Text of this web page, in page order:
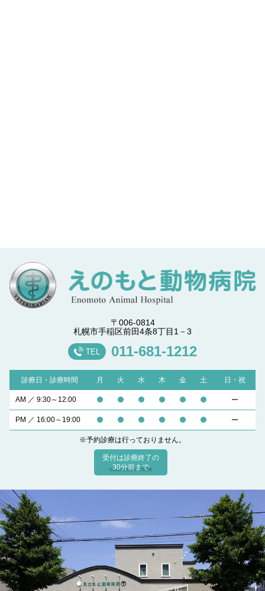
〒006-0814
札幌市手稲区前田4条8丁目1－3
TEL 011-681-1212
診療日・診療時間 月 火 水 木 金 土 日・祝
AM ／ 9:30～12:00
PM ／ 16:00～19:00
※予約診療は行っておりません。
受付は診療終了の
30分前まで